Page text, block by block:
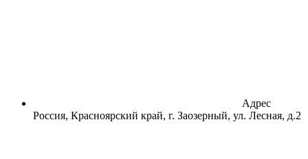
Адрес
Россия, Красноярский край, г. Заозерный, ул. Лесная, д.2